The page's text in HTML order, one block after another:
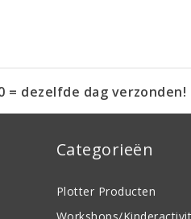
= dezelfde dag verzonden!
Categorieën
Plotter Producten